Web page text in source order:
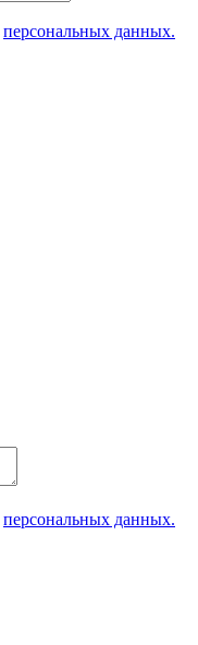
персональных данных.
персональных данных.